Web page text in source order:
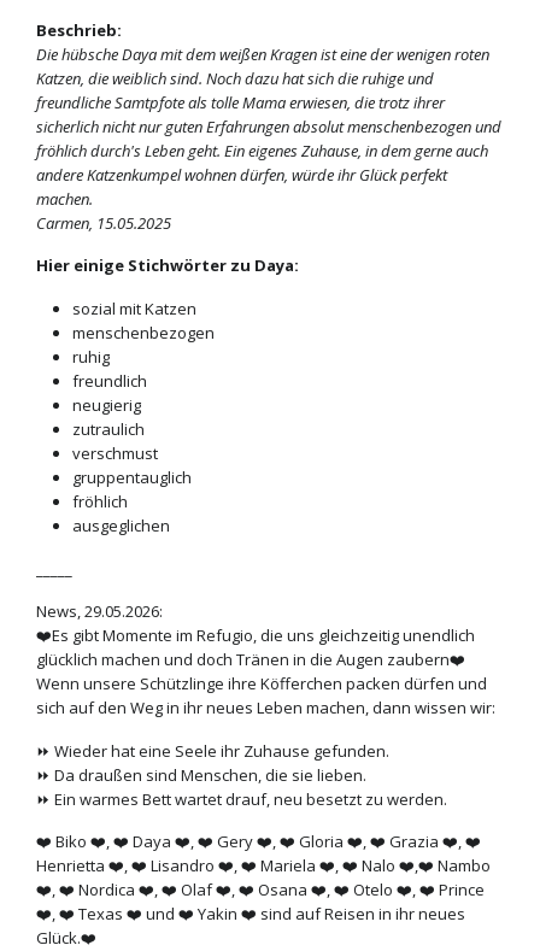
Beschrieb:
Die hübsche Daya mit dem weißen Kragen ist eine der wenigen roten
Katzen, die weiblich sind. Noch dazu hat sich die ruhige und
freundliche Samtpfote als tolle Mama erwiesen, die trotz ihrer
sicherlich nicht nur guten Erfahrungen absolut menschenbezogen und
fröhlich durch's Leben geht. Ein eigenes Zuhause, in dem gerne auch
andere Katzenkumpel wohnen dürfen, würde ihr Glück perfekt
machen.
Carmen, 15.05.2025
Hier einige Stichwörter zu Daya:
sozial mit Katzen
menschenbezogen
ruhig
freundlich
neugierig
zutraulich
verschmust
gruppentauglich
fröhlich
ausgeglichen
News, 29.05.2026:
❤️Es gibt Momente im Refugio, die uns gleichzeitig unendlich
glücklich machen und doch Tränen in die Augen zaubern❤️
Wenn unsere Schützlinge ihre Köfferchen packen dürfen und
sich auf den Weg in ihr neues Leben machen, dann wissen wir:
⏩ Wieder hat eine Seele ihr Zuhause gefunden.
⏩ Da draußen sind Menschen, die sie lieben.
⏩ Ein warmes Bett wartet drauf, neu besetzt zu werden.
❤️ Biko ❤️, ❤️ Daya ❤️, ❤️ Gery ❤️, ❤️ Gloria ❤️, ❤️ Grazia ❤️, ❤️
Henrietta ❤️, ❤️ Lisandro ❤️, ❤️ Mariela ❤️, ❤️ Nalo ❤️,❤️ Nambo
❤️, ❤️ Nordica ❤️, ❤️ Olaf ❤️, ❤️ Osana ❤️, ❤️ Otelo ❤️, ❤️ Prince
❤️, ❤️ Texas ❤️ und ❤️ Yakin ❤️ sind auf Reisen in ihr neues
Glück.❤️